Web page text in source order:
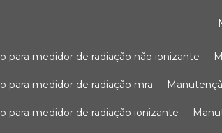
para medidor de radiação não ionizante
para medidor de radiação mra
para medidor de radiação ionizante